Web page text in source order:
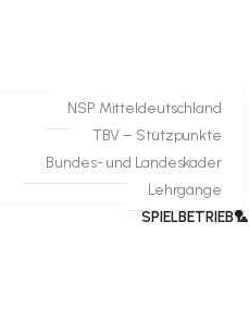
NSP Mitteldeutschland
TBV – Stützpunkte
Bundes- und Landeskader
Lehrgänge
SPIELBETRIEB🏸